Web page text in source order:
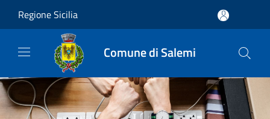
Regione Sicilia
Comune di Salemi